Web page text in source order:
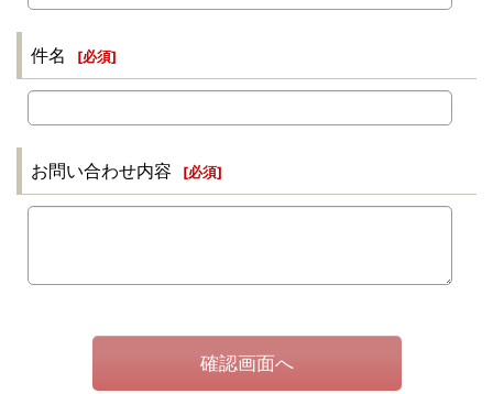
件名 [必須]
お問い合わせ内容 [必須]
確認画面へ